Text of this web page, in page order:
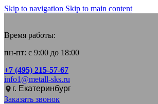
Skip to navigation Skip to main content
Время работы:
пн-пт: с 9:00 до 18:00
+7 (495) 215-57-67
info1@metall-sks.ru
г. Екатеринбург
Заказать звонок